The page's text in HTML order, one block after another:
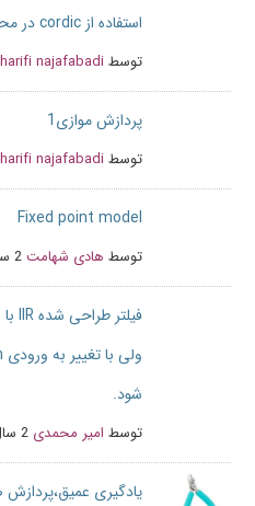
استفاده از cordic در محیط concurrent
توسطnajafabadi
پردازش موازی1
توسطnajafabadi
Fixed point model
توسط هادی شهامت2 سال پیش
شود.
توسط امیر محمدی 2 سال پیش
یادگیری